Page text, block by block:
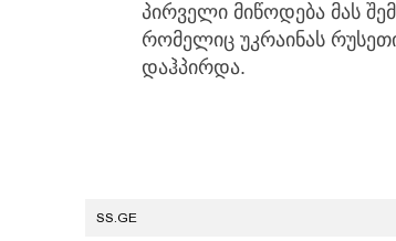
პირველი მიწოდება მას
რომელიც უკრაინას
დაჰპირდა.
SS.GE